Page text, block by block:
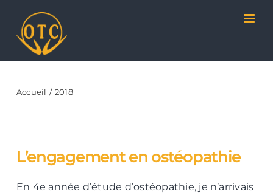
contenu
Accueil 2018
L’engagement en ostéopathie
En 4e année d’étude d’ostéopathie, je n’arrivais